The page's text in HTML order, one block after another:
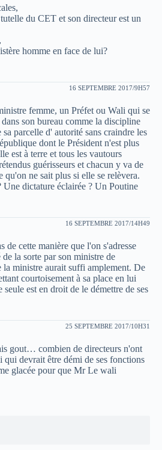
du CET et son directeur est un
homme en face de lui?
16 SEPTEMBRE 2017/9H57
femme, un Préfet ou Wali qui se
son bureau comme la discipline
parcelle d' autorité sans craindre les
dont le Président n'est plus
est à terre et tous les vautours
guérisseurs et chacun y va de
ne sait plus si elle se relèvera.
dictature éclairée ? Un Poutine
16 SEPTEMBRE 2017/14H49
de cette manière que l'on s'adresse
la sorte par son ministre de
la ministre aurait suffi amplement. De
courtoisement à sa place en lui
est en droit de le démettre de ses
25 SEPTEMBRE 2017/10H31
gout… combien de directeurs n'ont
devrait être démi de ses fonctions
glacée pour que Mr Le wali